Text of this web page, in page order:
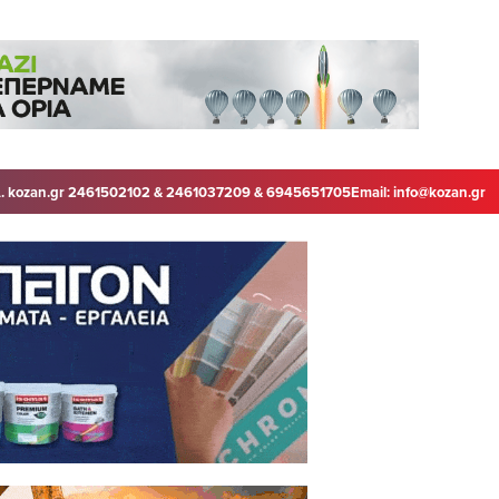
kozan.gr 2461502102 & 2461037209 & 6945651705Email:info@kozan.gr